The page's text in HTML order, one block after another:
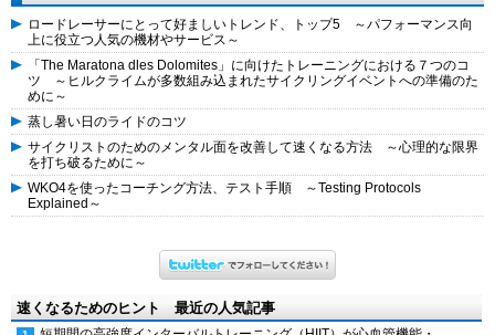
ロードレーサーにとって好ましいトレンド、トップ5 ～パフォーマンス向
上に役立つ人気の機材やサービス～
「The Maratona dles Dolomites」に向けたトレーニングにおける７つのコ
ツ ～ヒルクライムが多数組み込まれたサイクリングイベントへの準備のた
めに～
蒸し暑い日のライドのコツ
サイクリストのためのメンタル面を改善して速くなる方法 ～心理的な限界
を打ち破るために～
WKO4を使ったコーチング方法、テスト手順 ～Testing Protocols
Explained～
速くなるためのヒント 最近の人気記事